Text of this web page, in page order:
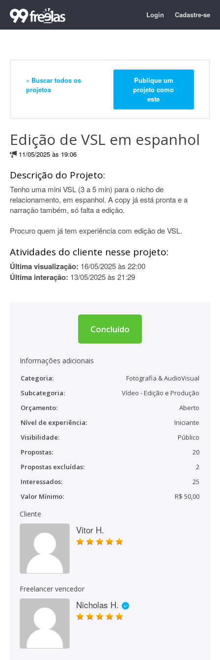
Login Cadastre-se
« Buscar todos os
projetos
Publique um
projeto como
este
Edição de VSL em espanhol
11/05/2025 às 19:06
Descrição do Projeto:
Tenho uma mini VSL (3 a 5 min) para o nicho de
relacionamento, em espanhol. A copy já está pronta e a
narração também, só falta a edição.
Procuro quem já tem experiência com edição de VSL.
Atividades do cliente nesse projeto:
Última visualização: 16/05/2025 às 22:00
Última interação: 13/05/2025 às 21:29
Concluído
Informações adicionais
Categoria:
Fotografia & AudioVisual
Subcategoria:
Vídeo - Edição e Produção
Orçamento:
Aberto
Nível de experiência:
Iniciante
Visibilidade:
Público
Propostas:
20
Propostas excluídas:
2
Interessados:
25
Valor Mínimo:
R$ 50,00
Cliente
Vitor H.
Freelancer vencedor
Nicholas H.